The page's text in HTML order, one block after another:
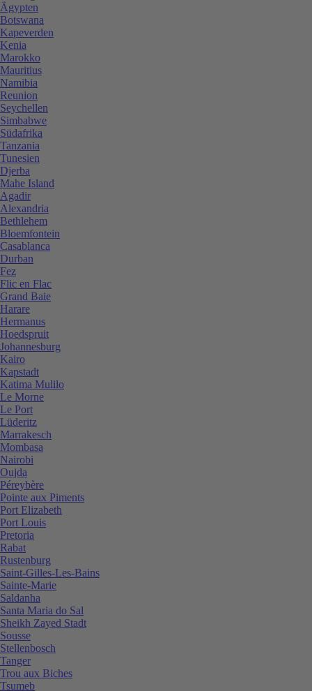
Ägypten
Botswana
Kapeverden
Kenia
Marokko
Mauritius
Namibia
Reunion
Seychellen
Simbabwe
Südafrika
Tanzania
Tunesien
Djerba
Mahe Island
Agadir
Alexandria
Bethlehem
Bloemfontein
Casablanca
Durban
Fez
Flic en Flac
Grand Baie
Harare
Hermanus
Hoedspruit
Johannesburg
Kairo
Kapstadt
Katima Mulilo
Le Morne
Le Port
Lüderitz
Marrakesch
Mombasa
Nairobi
Oujda
Péreybère
Pointe aux Piments
Port Elizabeth
Port Louis
Pretoria
Rabat
Rustenburg
Saint-Gilles-Les-Bains
Sainte-Marie
Saldanha
Santa Maria do Sal
Sheikh Zayed Stadt
Sousse
Stellenbosch
Tanger
Trou aux Biches
Tsumeb